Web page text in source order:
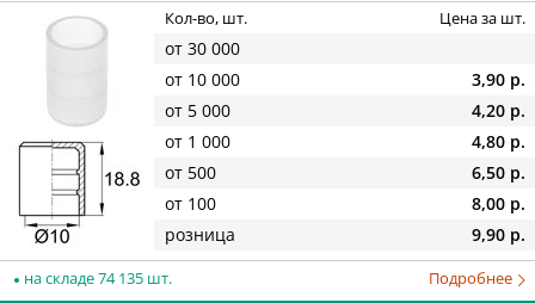
Кол-во, шт. Цена за шт.
от 30 000
от 10 000
3,90 р.
от 5 000
4,20 р.
от 1 000
4,80 р.
от 500
6,50 р.
от 100
8,00 р.
розница
9,90 р.
на складе 74 135 шт. Подробнее